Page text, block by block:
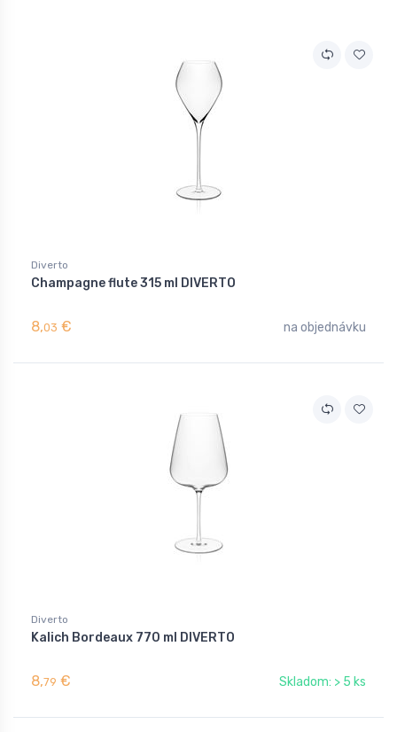
Diverto
Champagne flute 315 ml DIVERTO
8,03 € na objednávku
Diverto
Kalich Bordeaux 770 ml DIVERTO
8,79 € Skladom: > 5 ks